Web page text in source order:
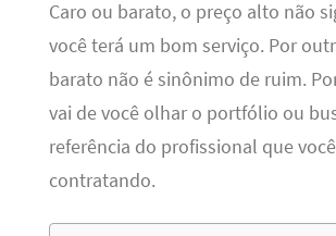
Caro ou barato, o preço alto não
você terá um bom serviço. Por
barato não é sinônimo de ruim.
vai de você olhar o portfólio ou
referência do profissional que
contratando.